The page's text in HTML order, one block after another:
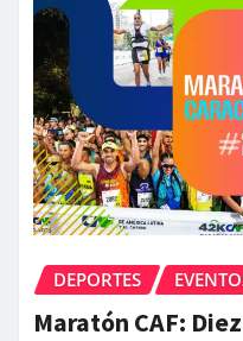
DEPORTES
Maratón CAF: